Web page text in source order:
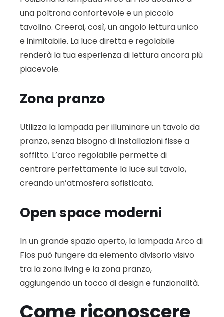
una poltrona confortevole e un piccolo
tavolino. Creerai, così, un angolo lettura unico
e inimitabile. La luce diretta e regolabile
renderà la tua esperienza di lettura ancora più
piacevole.
Zona pranzo
Utilizza la lampada per illuminare un tavolo da
pranzo, senza bisogno di installazioni fisse a
soffitto. L’arco regolabile permette di
centrare perfettamente la luce sul tavolo,
creando un’atmosfera sofisticata.
Open space moderni
In un grande spazio aperto, la lampada Arco di
Flos può fungere da elemento divisorio visivo
tra la zona living e la zona pranzo,
aggiungendo un tocco di design e funzionalità.
Come riconoscere